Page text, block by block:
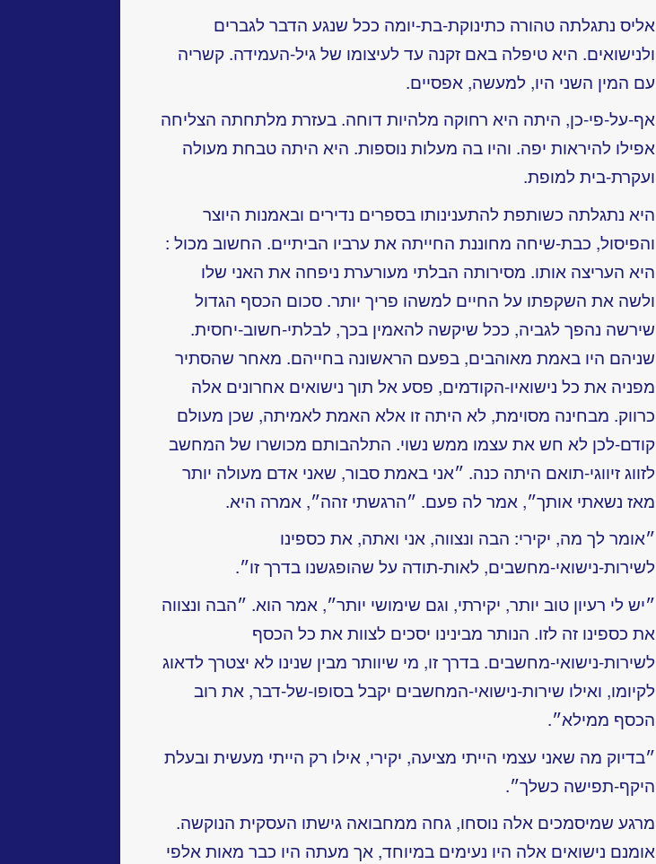
אליס נתגלתה טהורה כתינוקת-בת-יומה ככל שנגע הדבר לגברים
ולנישואים. היא טיפלה באם זקנה עד לעיצומו של גיל-העמידה. קשריה
עם המין השני היו, למעשה, אפסיים.
אף-על-פי-כן, היתה היא רחוקה מלהיות דוחה. בעזרת מלתחתה הצליחה
אפילו להיראות יפה. והיו בה מעלות נוספות. היא היתה טבחת מעולה
ועקרת-בית למופת.
היא נתגלתה כשותפת להתענינותו בספרים נדירים ובאמנות היוצר
והפיסול, כבת-שיחה מחוננת החייתה את ערביו הביתיים. החשוב מכול :
היא העריצה אותו. מסירותה הבלתי מעורערת ניפחה את האני שלו
ולשה את השקפתו על החיים למשהו פריך יותר. סכום הכסף הגדול
שירשה נהפך לגביה, ככל שיקשה להאמין בכך, לבלתי-חשוב-יחסית.
שניהם היו באמת מאוהבים, בפעם הראשונה בחייהם. מאחר שהסתיר
מפניה את כל נישואיו-הקודמים, פסע אל תוך נישואים אחרונים אלה
כרווק. מבחינה מסוימת, לא היתה זו אלא האמת לאמיתה, שכן מעולם
קודם-לכן לא חש את עצמו ממש נשוי. התלהבותם מכושרו של המחשב
לזווג זיווגי-תואם היתה כנה. ״אני באמת סבור, שאני אדם מעולה יותר
מאז נשאתי אותך״, אמר לה פעם. ״הרגשתי זהה״, אמרה היא.
״אומר לך מה, יקירי: הבה ונצווה, אני ואתה, את כספינו
לשירות-נישואי-מחשבים, לאות-תודה על שהופגשנו בדרך זו״.
״יש לי רעיון טוב יותר, יקירתי, וגם שימושי יותר״, אמר הוא. ״הבה ונצווה
את כספינו זה לזו. הנותר מבינינו יסכים לצוות את כל הכסף
לשירות-נישואי-מחשבים. בדרך זו, מי שיוותר מבין שנינו לא יצטרך לדאוג
לקיומו, ואילו שירות-נישואי-המחשבים יקבל בסופו-של-דבר, את רוב
הכסף ממילא״.
״בדיוק מה שאני עצמי הייתי מציעה, יקירי, אילו רק הייתי מעשית ובעלת
היקף-תפישה כשלך״.
מרגע שמיסמכים אלה נוסחו, גחה ממחבואה גישתו העסקית הנוקשה.
אומנם נישואים אלה היו נעימים במיוחד, אך מעתה היו כבר מאות אלפי